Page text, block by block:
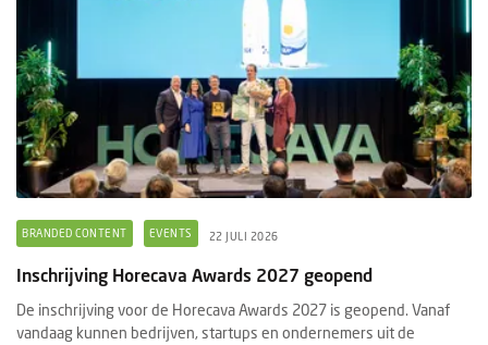
BRANDED CONTENT EVENTS 22 JULI 2026
Inschrijving Horecava Awards 2027 geopend
De inschrijving voor de Horecava Awards 2027 is geopend. Vanaf
vandaag kunnen bedrijven, startups en ondernemers uit de